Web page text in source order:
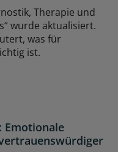
Therapie und
wurde aktualisiert.
was für
ist.
Emotionale